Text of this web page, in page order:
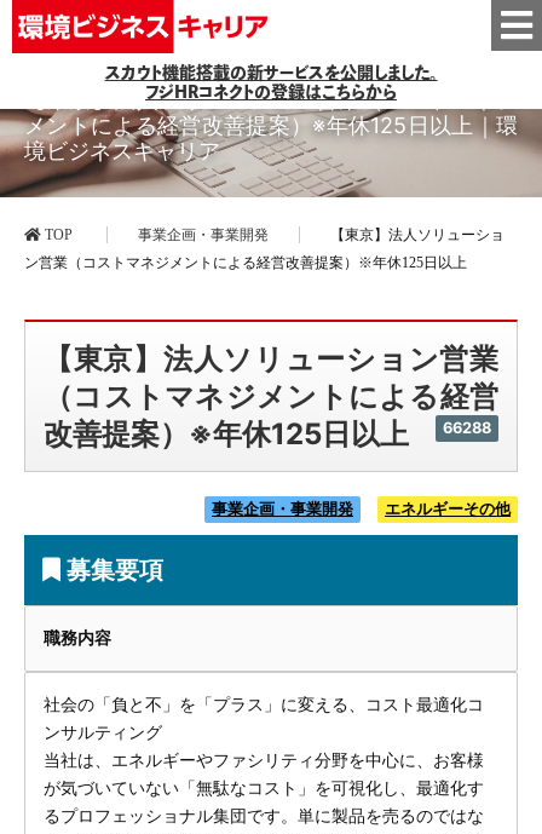
スカウト機能搭載の新サービスを公開しました。
フジHRコネクトの登録はこちらから
【東京】法人ソリューション営業（コストマネジ
メントによる経営改善提案）※年休125日以上｜環
境ビジネスキャリア
TOP 事業企画・事業開発
【東京】法人ソリューショ
ン営業（コストマネジメントによる経営改善提案）※年休125日以上
【東京】法人ソリューション営業
（コストマネジメントによる経営
改善提案）※年休125日以上
66288
事業企画・事業開発 エネルギーその他
募集要項
職務内容
社会の「負と不」を「プラス」に変える、コスト最適化コ
ンサルティング
当社は、エネルギーやファシリティ分野を中心に、お客様
が気づいていない「無駄なコスト」を可視化し、最適化す
るプロフェッショナル集団です。単に製品を売るのではな